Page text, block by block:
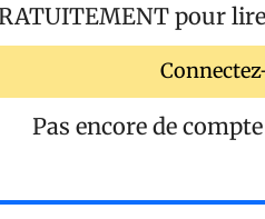
pour
Pas encore de compte